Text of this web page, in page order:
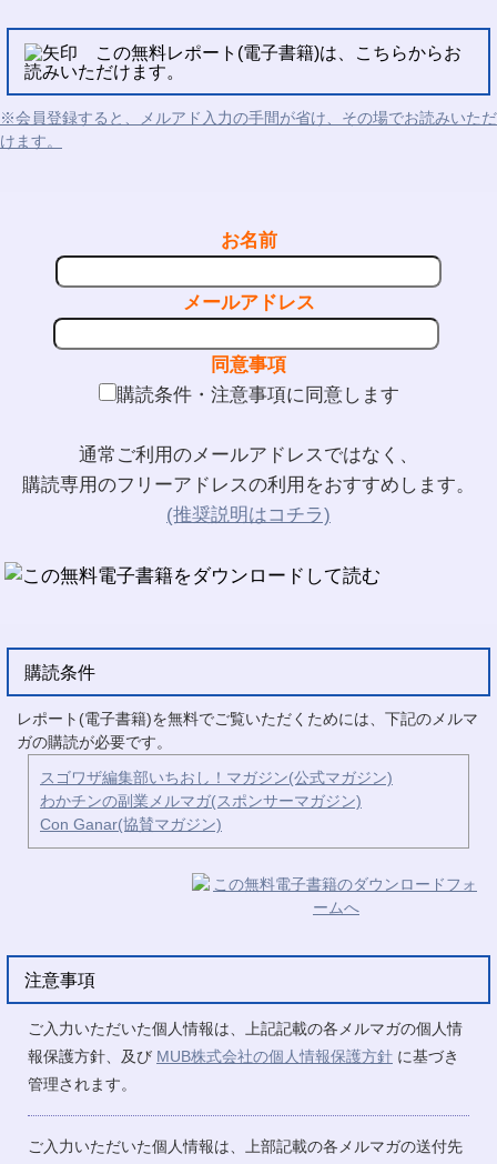
この無料レポート(電子書籍)は、こちらからお
読みいただけます。
※会員登録すると、メルアド入力の手間が省け、その場でお読みいただ
けます。
お名前
メールアドレス
同意事項
購読条件・注意事項に同意します
通常ご利用のメールアドレスではなく、
購読専用のフリーアドレスの利用をおすすめします。
(推奨説明はコチラ)
購読条件
レポート(電子書籍)を無料でご覧いただくためには、下記のメルマ
ガの購読が必要です。
スゴワザ編集部いちおし！マガジン(公式マガジン)
わかチンの副業メルマガ(スポンサーマガジン)
Con Ganar(協賛マガジン)
注意事項
ご入力いただいた個人情報は、上記記載の各メルマガの個人情
報保護方針、及び MUB株式会社の個人情報保護方針 に基づき
管理されます。
ご入力いただいた個人情報は、上部記載の各メルマガの送付先